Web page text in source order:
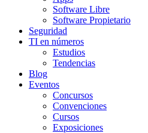
Software Libre
Software Propietario
Seguridad
TI en números
Estudios
Tendencias
Blog
Eventos
Concursos
Convenciones
Cursos
Exposiciones